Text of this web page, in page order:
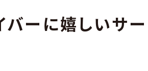
バーに嬉しいサー